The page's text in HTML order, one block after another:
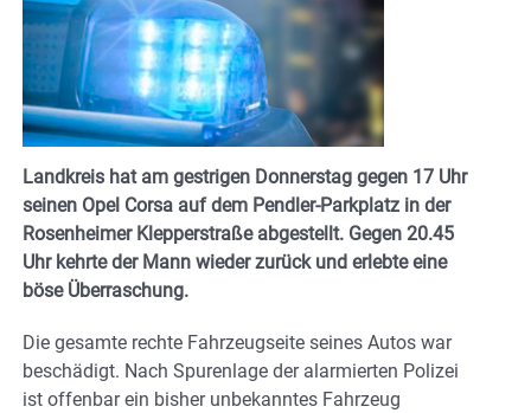
Landkreis hat am gestrigen Donnerstag gegen 17 Uhr
seinen Opel Corsa auf dem Pendler-Parkplatz in der
Rosenheimer Klepperstraße abgestellt. Gegen 20.45
Uhr kehrte der Mann wieder zurück und erlebte eine
böse Überraschung.
Die gesamte rechte Fahrzeugseite seines Autos war
beschädigt. Nach Spurenlage der alarmierten Polizei
ist offenbar ein bisher unbekanntes Fahrzeug